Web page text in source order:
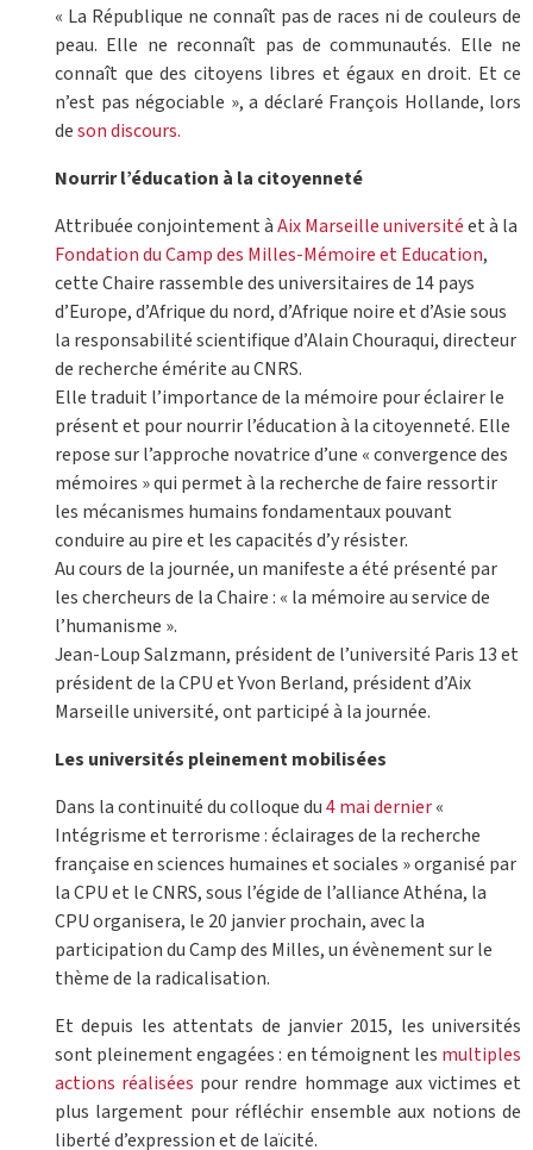
« La République ne connaît pas de races ni de couleurs de
peau. Elle ne reconnaît pas de communautés. Elle ne
connaît que des citoyens libres et égaux en droit. Et ce
n’est pas négociable », a déclaré François Hollande, lors
deson discours.
Nourrir l’éducation à la citoyenneté
Attribuée conjointement àAix Marseille universitéet à la
Fondation du Camp des Milles-Mémoire et Education,
cette Chaire rassemble des universitaires de 14 pays
d’Europe, d’Afrique du nord, d’Afrique noire et d’Asie sous
la responsabilité scientifique d’Alain Chouraqui, directeur
de recherche émérite au CNRS.
Elle traduit l’importance de la mémoire pour éclairer le
présent et pour nourrir l’éducation à la citoyenneté. Elle
repose sur l’approche novatrice d’une « convergence des
mémoires » qui permet à la recherche de faire ressortir
les mécanismes humains fondamentaux pouvant
conduire au pire et les capacités d’y résister.
Au cours de la journée, un manifeste a été présenté par
les chercheurs de la Chaire : « la mémoire au service de
l’humanisme ».
Jean-Loup Salzmann, président de l’université Paris 13 et
président de la CPU et Yvon Berland, président d’Aix
Marseille université, ont participé à la journée.
Les universités pleinement mobilisées
Dans la continuité du colloque du4 mai dernier«
Intégrisme et terrorisme : éclairages de la recherche
française en sciences humaines et sociales » organisé par
la CPU et le CNRS, sous l’égide de l’alliance Athéna, la
CPU organisera, le 20 janvier prochain, avec la
participation du Camp des Milles, un évènement sur le
thème de la radicalisation.
Et depuis les attentats de janvier 2015, les universités
sont pleinement engagées : en témoignent les multiples
actions réalisées pour rendre hommage aux victimes et
plus largement pour réfléchir ensemble aux notions de
liberté d’expression et de laïcité.